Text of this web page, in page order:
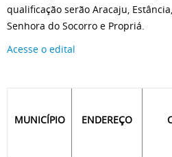
qualificação serão Aracaju,
Senhora do Socorro e Propriá.
Acesse o edital
MUNICÍPIO ENDEREÇO